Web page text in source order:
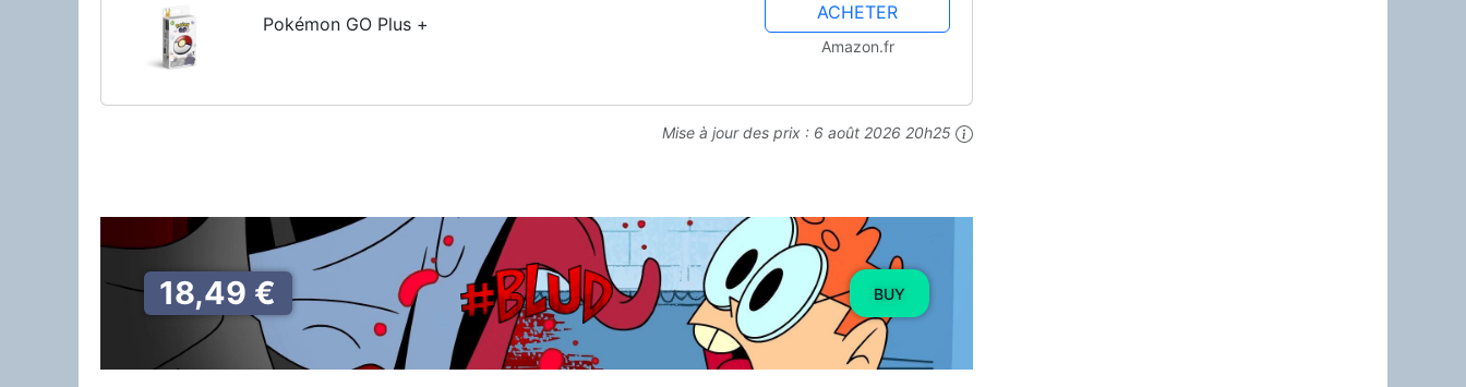
Pokémon GO Plus +
ACHETER
Amazon.fr
Mise à jour des prix : 6 août 2026 20h25
18,49 € BUY